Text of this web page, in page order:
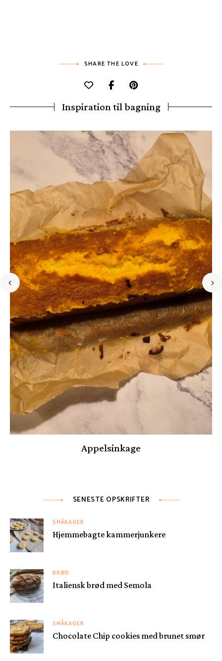
SHARE THE LOVE
Inspiration til bagning
Appelsinkage
SENESTE OPSKRIFTER
SMÅKAGER
Hjemmebagte kammerjunkere
BRØD
Italiensk brød med Semola
SMÅKAGER
Chocolate Chip cookies med brunet smør